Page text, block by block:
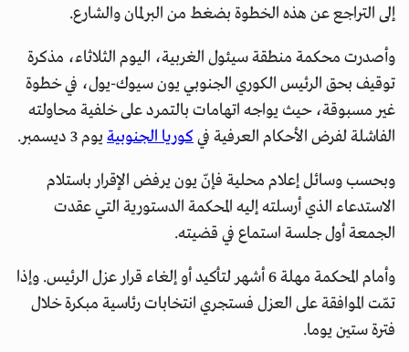
إلى التراجع عن هذه الخطوة بضغط من البرلمان والشارع.
وأصدرت محكمة منطقة سيئول الغربية، اليوم الثلاثاء، مذكرة
توقيف بحق الرئيس الكوري الجنوبي يون سيوك-يول، في خطوة
غير مسبوقة، حيث يواجه اتهامات بالتمرد على خلفية محاولته
الفاشلة لفرض الأحكام العرفية فيكوريا الجنوبية يوم 3 ديسمبر.
وبحسب وسائل إعلام محلية فإنّ يون يرفض الإقرار باستلام
الاستدعاء الذي أرسلته إليه المحكمة الدستورية التي عقدت
الجمعة أول جلسة استماع في قضيته.
وأمام المحكمة مهلة 6 أشهر لتأكيد أو إلغاء قرار عزل الرئيس. وإذا
تمّت الموافقة على العزل فستجري انتخابات رئاسية مبكرة خلال
فترة ستين يوما.